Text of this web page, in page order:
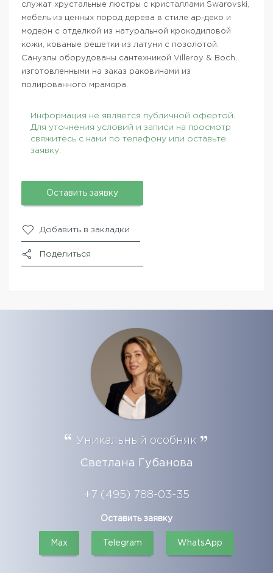
служат хрустальные люстры с кристаллами Swarovski,
мебель из ценных пород дерева в стиле ар-деко и
модерн с отделкой из натуральной крокодиловой
кожи, кованые решетки из латуни с позолотой.
Санузлы оборудованы сантехникой Villeroy & Boch,
изготовленными на заказ раковинами из
полированного мрамора.
Информация не является публичной офертой.
Для уточнения условий и записи на просмотр
свяжитесь с нами по телефону или оставьте
заявку.
Оставить заявку
Добавить в закладки
Поделиться
Уникальный особняк
Светлана Губанова
+7 (495) 788-03-35
Оставить заявку
Max Telegram WhatsApp